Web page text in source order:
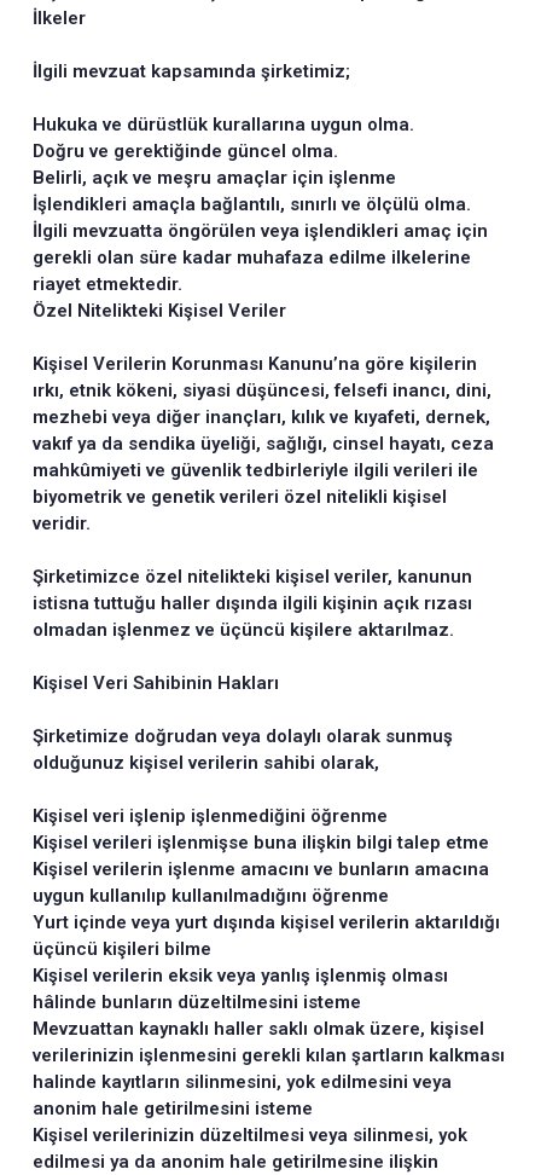
İlkeler
İlgili mevzuat kapsamında şirketimiz;
Hukuka ve dürüstlük kurallarına uygun olma.
Doğru ve gerektiğinde güncel olma.
Belirli, açık ve meşru amaçlar için işlenme
İşlendikleri amaçla bağlantılı, sınırlı ve ölçülü olma.
İlgili mevzuatta öngörülen veya işlendikleri amaç için
gerekli olan süre kadar muhafaza edilme ilkelerine
riayet etmektedir.
Özel Nitelikteki Kişisel Veriler
Kişisel Verilerin Korunması Kanunu’na göre kişilerin
ırkı, etnik kökeni, siyasi düşüncesi, felsefi inancı, dini,
mezhebi veya diğer inançları, kılık ve kıyafeti, dernek,
vakıf ya da sendika üyeliği, sağlığı, cinsel hayatı, ceza
mahkûmiyeti ve güvenlik tedbirleriyle ilgili verileri ile
biyometrik ve genetik verileri özel nitelikli kişisel
veridir.
Şirketimizce özel nitelikteki kişisel veriler, kanunun
istisna tuttuğu haller dışında ilgili kişinin açık rızası
olmadan işlenmez ve üçüncü kişilere aktarılmaz.
Kişisel Veri Sahibinin Hakları
Şirketimize doğrudan veya dolaylı olarak sunmuş
olduğunuz kişisel verilerin sahibi olarak,
Kişisel veri işlenip işlenmediğini öğrenme
Kişisel verileri işlenmişse buna ilişkin bilgi talep etme
Kişisel verilerin işlenme amacını ve bunların amacına
uygun kullanılıp kullanılmadığını öğrenme
Yurt içinde veya yurt dışında kişisel verilerin aktarıldığı
üçüncü kişileri bilme
Kişisel verilerin eksik veya yanlış işlenmiş olması
hâlinde bunların düzeltilmesini isteme
Mevzuattan kaynaklı haller saklı olmak üzere, kişisel
verilerinizin işlenmesini gerekli kılan şartların kalkması
halinde kayıtların silinmesini, yok edilmesini veya
anonim hale getirilmesini isteme
Kişisel verilerinizin düzeltilmesi veya silinmesi, yok
edilmesi ya da anonim hale getirilmesine ilişkin